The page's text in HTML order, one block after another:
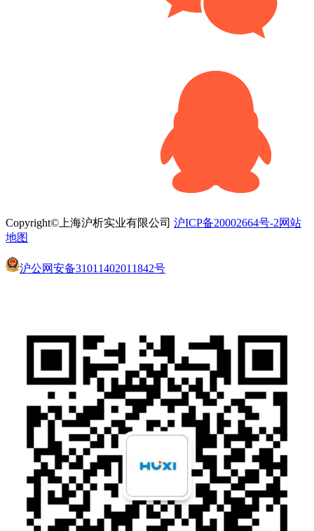
Copyright©上海沪析实业有限公司 沪ICP备20002664号-2网站
地图
沪公网安备31011402011842号